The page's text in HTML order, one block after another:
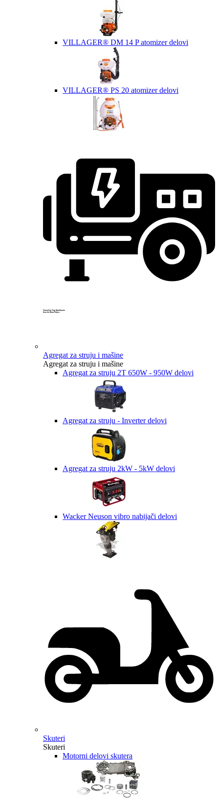
VILLAGER® DM 14 P atomizer delovi
VILLAGER® PS 20 atomizer delovi
Created by Yogi Aprelliyanto
from the Noun Project
Agregat za struju i mašine
Agregat za struju i mašine
Agregat za struju 2T 650W - 950W delovi
Agregat za struju - Inverter delovi
Agregat za struju 2kW - 5kW delovi
Wacker Neuson vibro nabijači delovi
Skuteri
Skuteri
Motorni delovi skutera